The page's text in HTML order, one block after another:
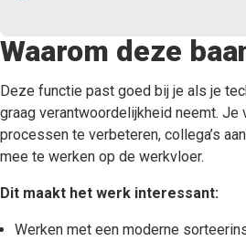
Waarom deze
Deze functie past goed bij je als je
graag verantwoordelijkheid neemt. Je
processen te verbeteren, collega’s
mee te werken op de werkvloer.
Dit maakt het werk interessant:
Werken met een moderne